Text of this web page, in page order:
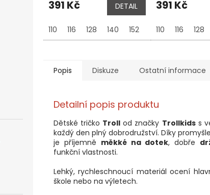
391 Kč DETAIL
110 116 128 140 152
391 Kč
110 116 128
Popis Diskuze Ostatní informace
Detailní popis produktu
Dětské tričko Troll od značky Trollkidss
každý den plný dobrodružství. Díky
je příjemně měkké na dotek, dobře
funkční vlastnosti.
Lehký, rychleschnoucí materiál ocení
škole nebo na výletech.